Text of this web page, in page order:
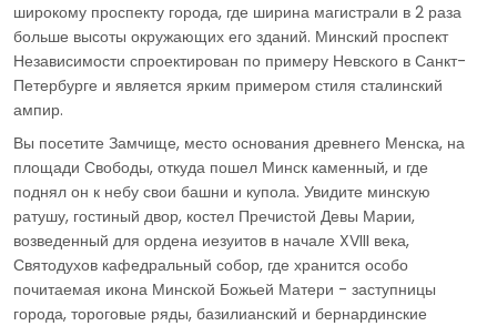
широкому проспекту города, где ширина магистрали в 2 раза
больше высоты окружающих его зданий. Минский проспект
Независимости спроектирован по примеру Невского в Санкт-
Петербурге и является ярким примером стиля сталинский
ампир.
Вы посетите Замчище, место основания древнего Менска, на
площади Свободы, откуда пошел Минск каменный, и где
поднял он к небу свои башни и купола. Увидите минскую
ратушу, гостиный двор, костел Пречистой Девы Марии,
возведенный для ордена иезуитов в начале XVIII века,
Святодухов кафедральный собор, где хранится особо
почитаемая икона Минской Божьей Матери - заступницы
города, тороговые ряды, базилианский и бернардинские